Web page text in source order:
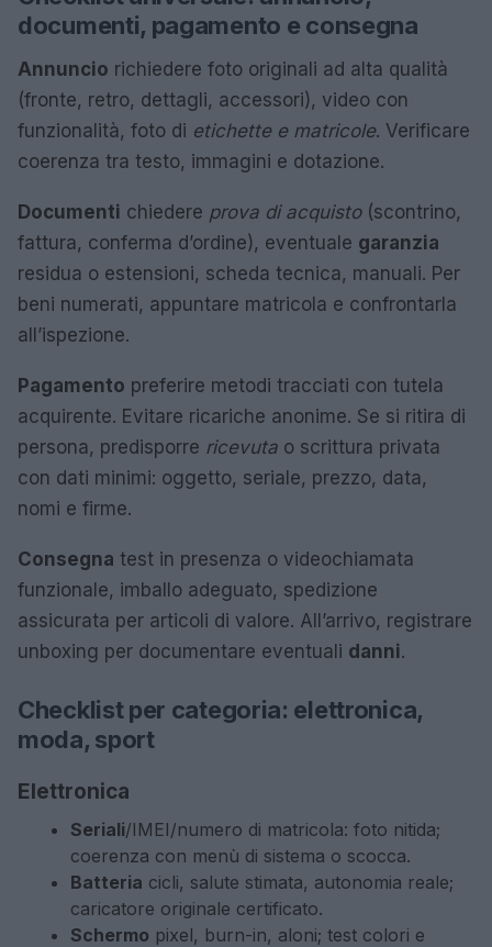
documenti, pagamento e consegna
Annuncio richiedere foto originali ad alta qualità
(fronte, retro, dettagli, accessori), video con
funzionalità, foto di etichette e matricole. Verificare
coerenza tra testo, immagini e dotazione.
Documenti chiedere prova di acquisto(scontrino,
fattura, conferma d’ordine), eventuale garanzia
residua o estensioni, scheda tecnica, manuali. Per
beni numerati, appuntare matricola e confrontarla
all’ispezione.
Pagamento preferire metodi tracciati con tutela
acquirente. Evitare ricariche anonime. Se si ritira di
persona, predisporre ricevuta o scrittura privata
con dati minimi: oggetto, seriale, prezzo, data,
nomi e firme.
Consegna test in presenza o videochiamata
funzionale, imballo adeguato, spedizione
assicurata per articoli di valore. All’arrivo, registrare
unboxing per documentare eventuali danni.
Checklist per categoria: elettronica,
moda, sport
Elettronica
Seriali/IMEI/numero di matricola: foto nitida;
coerenza con menù di sistema o scocca.
Batteria cicli, salute stimata, autonomia reale;
caricatore originale certificato.
Schermo pixel, burn-in, aloni; test colori e